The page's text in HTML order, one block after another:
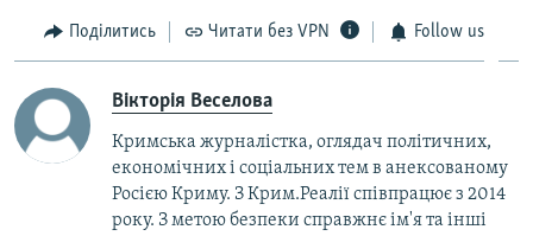
Поділитись Читати без VPN Follow us
Вікторія Веселова
Кримська журналістка, оглядач політичних,
економічних і соціальних тем в анексованому
Росією Криму. З Крим.Реалії співпрацює з 2014
року. З метою безпеки справжнє ім'я та інші